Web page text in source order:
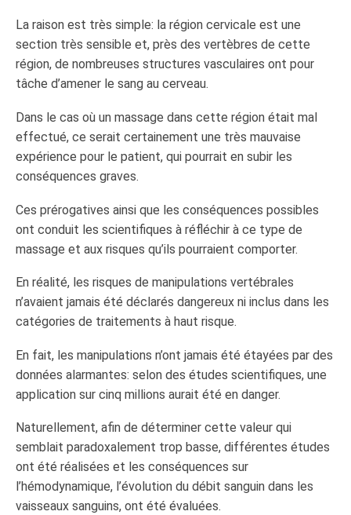
La raison est très simple: la région cervicale est une
section très sensible et, près des vertèbres de cette
région, de nombreuses structures vasculaires ont pour
tâche d’amener le sang au cerveau.
Dans le cas où un massage dans cette région était mal
effectué, ce serait certainement une très mauvaise
expérience pour le patient, qui pourrait en subir les
conséquences graves.
Ces prérogatives ainsi que les conséquences possibles
ont conduit les scientifiques à réfléchir à ce type de
massage et aux risques qu’ils pourraient comporter.
En réalité, les risques de manipulations vertébrales
n’avaient jamais été déclarés dangereux ni inclus dans les
catégories de traitements à haut risque.
En fait, les manipulations n’ont jamais été étayées par des
données alarmantes: selon des études scientifiques, une
application sur cinq millions aurait été en danger.
Naturellement, afin de déterminer cette valeur qui
semblait paradoxalement trop basse, différentes études
ont été réalisées et les conséquences sur
l’hémodynamique, l’évolution du débit sanguin dans les
vaisseaux sanguins, ont été évaluées.